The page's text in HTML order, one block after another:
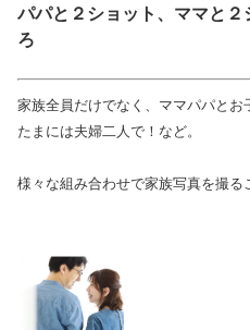
パパと２ショット、ママと
ろ
家族全員だけでなく、ママパパとお
たまには夫婦二人で！など。
様々な組み合わせで家族写真を撮る